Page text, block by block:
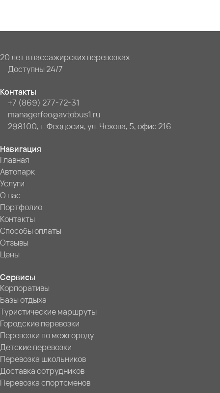
20 лет в пассажирских перевозках
Доступны 24/7
Контакты
+7 (869) 277-72-31
managerfeo@avtobus1.ru
298100, г. Феодосия, ул. Чехова, 5, офис 216
Навигация
Главная
Автопарк
Услуги
О нас
Портфолио
Контакты
Способы оплаты
Отзывы
Цены
Сервисы
Корпоративы
Базы отдыха
Туристические маршруты
Городские перевозки
Перевозки по межгороду
Детские перевозки
Перевозка школьников
Доставка сотрудников
Перевозка спортсменов